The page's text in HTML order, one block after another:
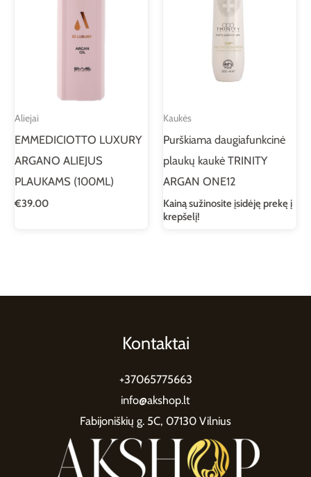
Aliejai
EMMEDICIOTTO LUXURY
ARGANO ALIEJUS
PLAUKAMS (100ML)
€39.00
Kaukės
Purškiama daugiafunkcinė
plaukų kaukė TRINITY
ARGAN ONE12
Kainą sužinosite įsidėję prekę į
krepšelį!
Kontaktai
+37065775663
info@akshop.lt
Fabijoniškių g. 5C, 07130 Vilnius